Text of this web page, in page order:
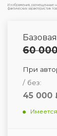
Изображения, размещенные
фактических характеристик
60
При
/ без:
45 000